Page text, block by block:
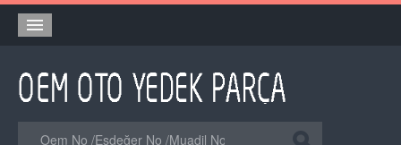
Orjinal Yedek Parça
Eşdeğer Muadil Yedek Parça